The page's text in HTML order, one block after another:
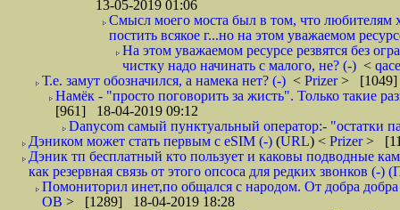
13-05-2019 01:06
Смысл моего моста был в том, что любителям
постить всякое г...но на этом уважаемом
На этом уважаемом ресурсе резвятся без
чистку надо начинать с малого, не? (-) <
Т.е. замут обозначился, а намека нет? (-) < Prizer> [1049]
Намёк - "просто поговорить за жисть". Только такие
[961] 18-04-2019 09:12
Danycom самый пунктуальный оператор:- "остатки
Дэником может стать первым с еSIM (-) (URL) < Prizer>
Дэник тп бесплатный кто пользует и каковы подводные
как резервная связь от этого опсоса для редких звонков (-)
Помониторил инет,по общался с народом. От добра
ОВ > [1289] 18-04-2019 18:28